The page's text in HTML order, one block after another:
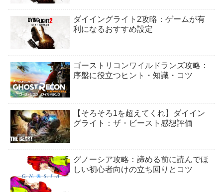
ダイイングライト2攻略：ゲームが有
利になるおすすめ設定
ゴーストリコンワイルドランズ攻略：
序盤に役立つヒント・知識・コツ
【そろそろ1を超えてくれ】ダイイン
グライト：ザ・ビースト感想評価
グノーシア攻略：諦める前に読んでほ
しい初心者向けの立ち回りとコツ